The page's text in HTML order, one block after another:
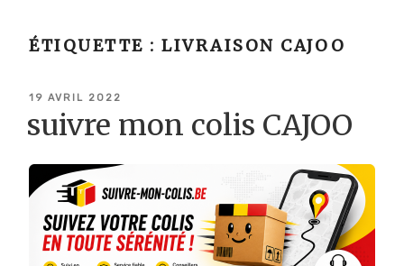
ÉTIQUETTE :LIVRAISON CAJOO
PUBLIÉ
19 AVRIL 2022
suivre mon colis CAJOO